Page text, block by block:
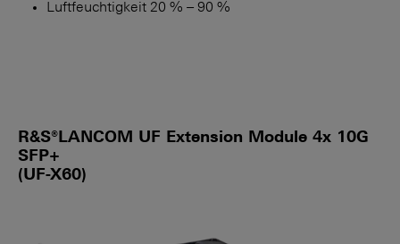
Luftfeuchtigkeit 20 % – 90 %
R&S®LANCOM UF Extension Module 4x 10G
SFP+
(UF-X60)